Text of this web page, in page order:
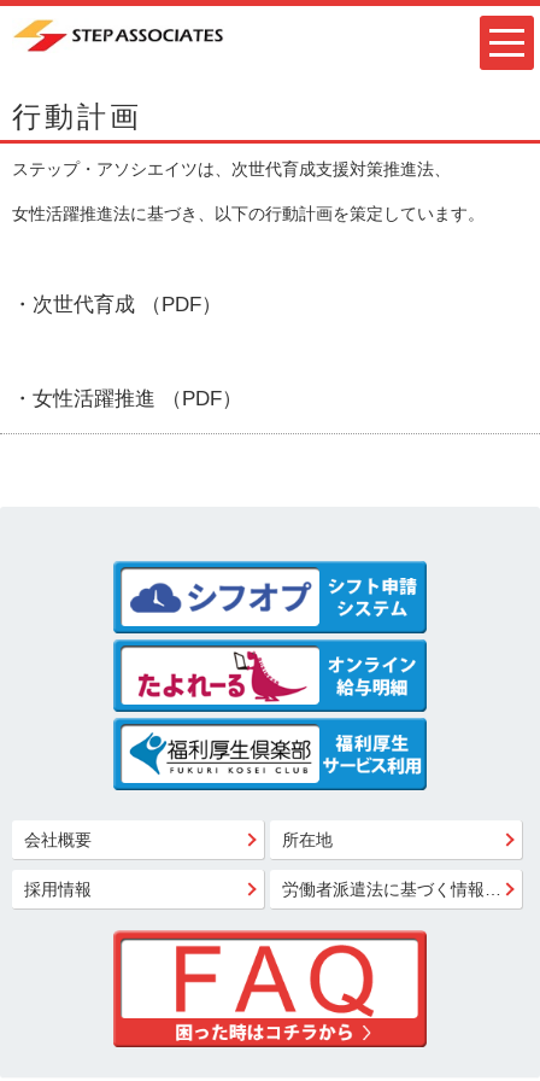
行動計画
ステップ・アソシエイツは、次世代育成支援対策推進法、
女性活躍推進法に基づき、以下の行動計画を策定しています。
・ 次世代育成 （PDF）
・ 女性活躍推進 （PDF）
会社概要 所在地
採用情報